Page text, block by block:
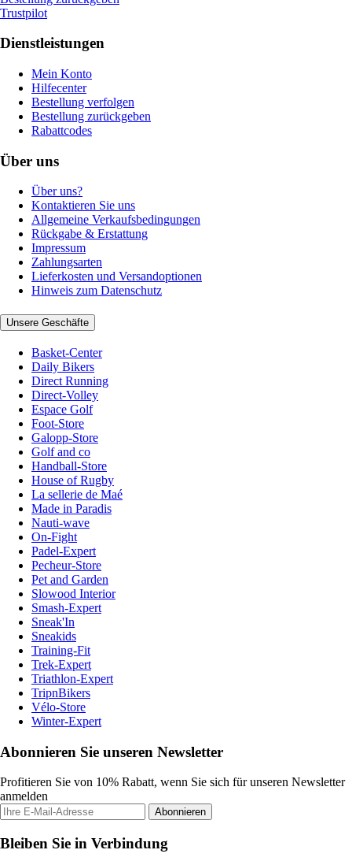
Trustpilot
Dienstleistungen
Mein Konto
Hilfecenter
Bestellung verfolgen
Bestellung zurückgeben
Rabattcodes
Über uns
Über uns?
Kontaktieren Sie uns
Allgemeine Verkaufsbedingungen
Rückgabe & Erstattung
Impressum
Zahlungsarten
Lieferkosten und Versandoptionen
Hinweis zum Datenschutz
Unsere Geschäfte
Basket-Center
Daily Bikers
Direct Running
Direct-Volley
Espace Golf
Foot-Store
Galopp-Store
Golf and co
Handball-Store
House of Rugby
La sellerie de Maé
Made in Paradis
Nauti-wave
On-Fight
Padel-Expert
Pecheur-Store
Pet and Garden
Slowood Interior
Smash-Expert
Sneak'In
Sneakids
Training-Fit
Trek-Expert
Triathlon-Expert
TripnBikers
Vélo-Store
Winter-Expert
Abonnieren Sie unseren Newsletter
Profitieren Sie von 10% Rabatt, wenn Sie sich für unseren Newsletter
anmelden
Abonnieren
Bleiben Sie in Verbindung